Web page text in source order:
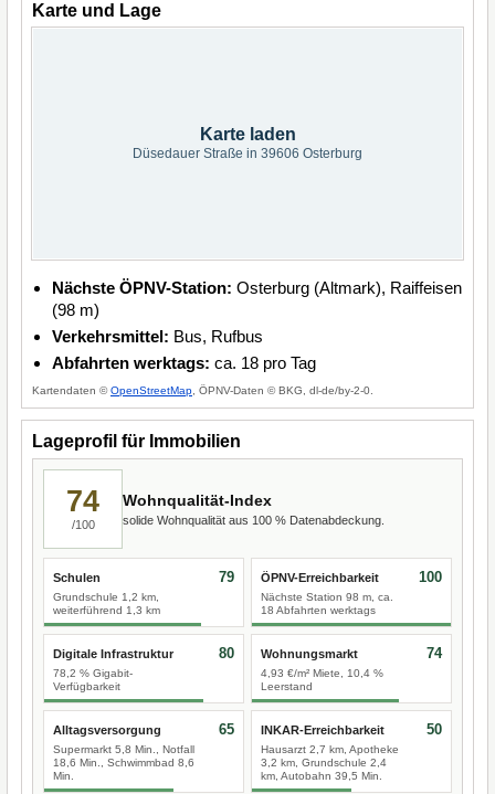
Karte und Lage
Karte laden
Düsedauer Straße in 39606 Osterburg
Nächste ÖPNV-Station: Osterburg (Altmark), Raiffeisen
(98 m)
Verkehrsmittel: Bus, Rufbus
Abfahrten werktags: ca. 18 pro Tag
Kartendaten ©OpenStreetMap , ÖPNV-Daten © BKG, dl-de/by-2-0.
Lageprofil für Immobilien
74
/100
Wohnqualität-Index
solide Wohnqualität aus 100 % Datenabdeckung.
Schulen
Grundschule 1,2 km,
weiterführend 1,3 km
79 ÖPNV-Erreichbarkeit
Nächste Station 98 m, ca.
18 Abfahrten werktags
100
Digitale Infrastruktur
78,2 % Gigabit-
Verfügbarkeit
80 Wohnungsmarkt
4,93 €/m² Miete, 10,4 %
Leerstand
74
Alltagsversorgung
Supermarkt 5,8 Min., Notfall
18,6 Min., Schwimmbad 8,6
Min.
65 INKAR-Erreichbarkeit
Hausarzt 2,7 km, Apotheke
3,2 km, Grundschule 2,4
km, Autobahn 39,5 Min.
50